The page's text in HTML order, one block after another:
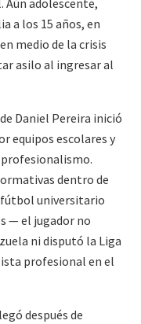
Aún adolescente,
a los 15 años, en
medio de la crisis
asilo al ingresar al
Daniel Pereira inició
equipos escolares y
dentro de
fútbol universitario
— el jugador no
ni disputó la Liga
profesional en el
después de